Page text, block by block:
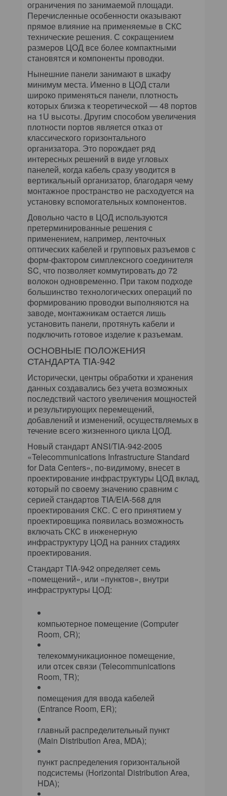
ограничения по занимаемой площади.
Перечисленные особенности оказывают
прямое влияние на применяемые в СКС
технические решения. С сокращением
размеров ЦОД все более компактными
становятся и компоненты проводки.
Нынешние панели занимают в шкафу
минимум места. Именно в ЦОД стали
широко применяться панели, плотность
которых близка к теоретической — 48 портов
на 1U высоты. Другим способом увеличения
плотности портов является отказ от
классического горизонтального
организатора. Это порождает ряд
интересных решений в виде угловых
панелей, когда кабель сразу уводится в
вертикальный организатор, благодаря чему
монтажное пространство не расходуется на
установку вспомогательных компонентов.
Довольно часто в ЦОД используются
претерминированные решения с
применением, например, ленточных
оптических кабелей и групповых разъемов с
форм-фактором симплексного соединителя
SC, что позволяет коммутировать до 72
волокон одновременно. При таком подходе
большинство технологических операций по
формированию проводки выполняются на
заводе, монтажникам остается лишь
установить панели, протянуть кабели и
подключить готовое изделие к разъемам.
ОСНОВНЫЕ ПОЛОЖЕНИЯ
СТАНДАРТА TIA-942
Исторически, центры обработки и хранения
данных создавались без учета возможных
последствий частого увеличения мощностей
и результирующих перемещений,
добавлений и изменений, осуществляемых в
течение всего жизненного цикла ЦОД.
Новый стандарт ANSI/TIA-942-2005
«Telecommunications Infrastructure Standard
for Data Centers», по-видимому, внесет в
проектирование инфраструктуры ЦОД вклад,
который по своему значению сравним с
серией стандартов TIA/EIA-568 для
проектирования СКС. С его принятием у
проектировщика появилась возможность
включать СКС в инженерную
инфраструктуру ЦОД на ранних стадиях
проектирования.
Стандарт TIA-942 определяет семь
«помещений», или «пунктов», внутри
инфраструктуры ЦОД:
компьютерное помещение (Computer
Room, CR);
телекоммуникационное помещение,
или отсек связи (Telecommunications
Room, TR);
помещения для ввода кабелей
(Entrance Room, ER);
главный распределительный пункт
(Main Distribution Area, MDA);
пункт распределения горизонтальной
подсистемы (Horizontal Distribution Area,
HDA);